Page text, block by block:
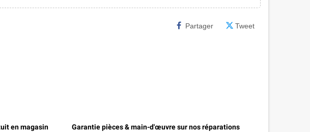
Partager Tweet
en magasin Garantie pièces & main-d'œuvre sur nos réparations